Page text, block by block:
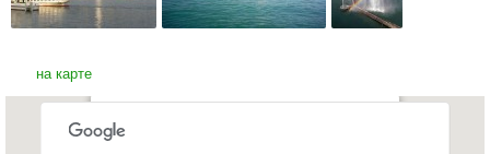
на карте